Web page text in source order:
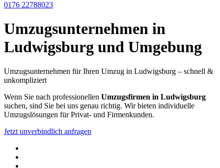
0176 22788023
Umzugsunternehmen in
Ludwigsburg und Umgebung
Umzugsunternehmen für Ihren Umzug in Ludwigsburg – schnell &
unkompliziert
Wenn Sie nach professionellen Umzugsfirmen in Ludwigsburg
suchen, sind Sie bei uns genau richtig. Wir bieten individuelle
Umzugslösungen für Privat- und Firmenkunden.
Jetzt unverbindlich anfragen